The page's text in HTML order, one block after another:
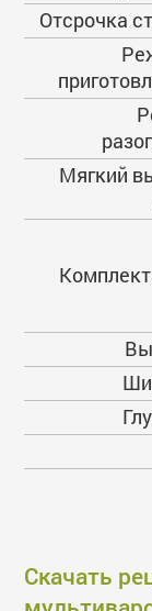
Отсрочка
Мягкий
Скачать